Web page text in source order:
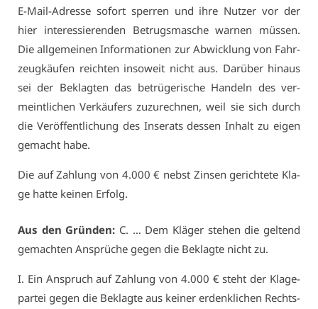
E-Mail-Adres­se so­fort sper­ren und ih­re Nut­zer vor der
hier in­ter­es­sie­ren­den Be­trugs­ma­sche war­nen müs­sen.
Die all­ge­mei­nen In­for­ma­tio­nen zur Ab­wick­lung von Fahr­
zeug­käu­fen reich­ten in­so­weit nicht aus. Dar­über hin­aus
sei der Be­klag­ten das be­trü­ge­ri­sche Han­deln des ver­
meint­li­chen Ver­käu­fers zu­zu­rech­nen, weil sie sich durch
die Ver­öf­fent­li­chung des In­se­rats des­sen In­halt zu ei­gen
ge­macht ha­be.
Die auf Zah­lung von 4.000 € nebst Zin­sen ge­rich­te­te Kla­
ge hat­te kei­nen Er­folg.
Aus den Grün­den: C. … Dem Klä­ger ste­hen die gel­tend
ge­mach­ten An­sprü­che ge­gen die Be­klag­te nicht zu.
I. Ein An­spruch auf Zah­lung von 4.000 € steht der Kla­ge­
par­tei ge­gen die Be­klag­te aus kei­ner er­denk­li­chen Rechts­